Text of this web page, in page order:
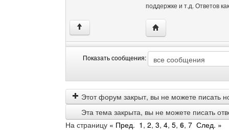
поддержке и т.д. Ответов
↑ Посетить сайт
Показать сообщения:
сообщения
by
Этот форум закрыт, вы не можете писать
Эта тема закрыта, вы не можете писать
На страницу « Пред. 1 , 2, 3, 4, 5, 6, 7 След. »